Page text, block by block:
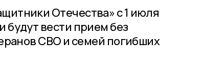
Отечества» с 1 июля
вести прием без
СВО и семей погибших